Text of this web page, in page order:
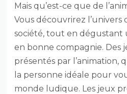
Mais qu’est-ce que de
Vous découvrirez l’univers
société, tout en dégustant
en bonne compagnie. Des
présentés par l’animation,
la personne idéale pour
monde ludique. Les jeux